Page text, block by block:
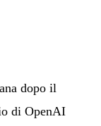
dopo il
di OpenAI